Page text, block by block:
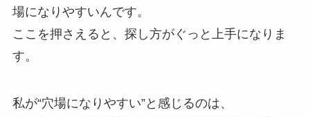
場になりやすいんです。
ここを押さえると、探し方がぐっと上手になりま
す。
私が“穴場になりやすい”と感じるのは、